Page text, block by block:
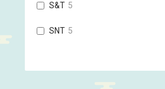
S&T 5
SNT 5